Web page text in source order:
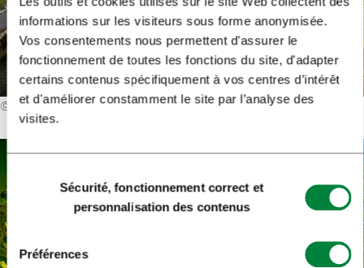
informations sur les visiteurs sous forme anonymisée.
Vos consentements nous permettent d'assurer le
fonctionnement de toutes les fonctions du site, d'adapter
certains contenus spécifiquement à vos centres d’intérêt
et d'améliorer constamment le site par l’analyse des
visites.
du
consentement
Sécurité, fonctionnement correct et
personnalisation des contenus
Préférences
© Andrej Tarfila